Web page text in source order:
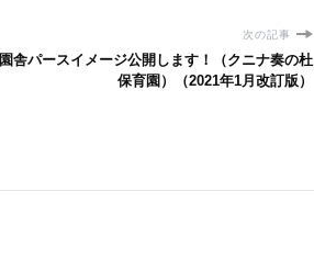
次の記事
園舎パースイメージ公開します！（クニナ奏の杜
保育園）（2021年1月改訂版）